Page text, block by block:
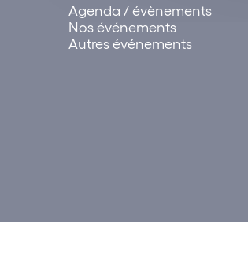
Agenda / évènements
Nos événements
Autres événements